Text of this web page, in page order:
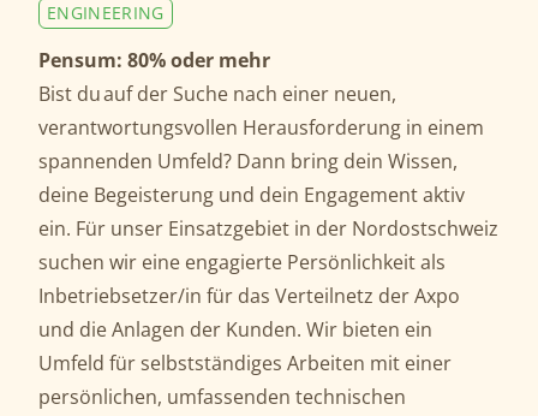
ENGINEERING
Pensum: 80% oder mehr
Bist du auf der Suche nach einer neuen,
verantwortungsvollen Herausforderung in einem
spannenden Umfeld? Dann bring dein Wissen,
deine Begeisterung und dein Engagement aktiv
ein. Für unser Einsatzgebiet in der Nordostschweiz
suchen wir eine engagierte Persönlichkeit als
Inbetriebsetzer/in für das Verteilnetz der Axpo
und die Anlagen der Kunden. Wir bieten ein
Umfeld für selbstständiges Arbeiten mit einer
persönlichen, umfassenden technischen